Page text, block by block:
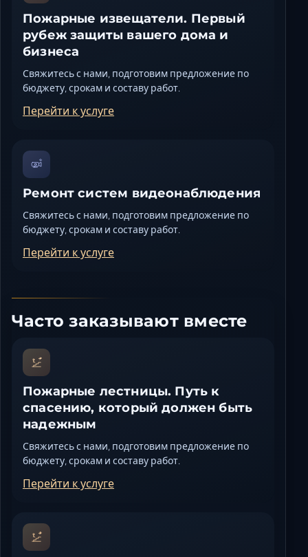
Пожарные извещатели. Первый
рубеж защиты вашего дома и
бизнеса
Свяжитесь с нами, подготовим предложение по
бюджету, срокам и составу работ.
Перейти к услуге
Ремонт систем видеонаблюдения
Свяжитесь с нами, подготовим предложение по
бюджету, срокам и составу работ.
Перейти к услуге
Часто заказывают вместе
Пожарные лестницы. Путь к
спасению, который должен быть
надежным
Свяжитесь с нами, подготовим предложение по
бюджету, срокам и составу работ.
Перейти к услуге